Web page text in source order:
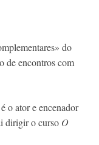
do
de encontros com
o ator e encenador
dirigir o curso O